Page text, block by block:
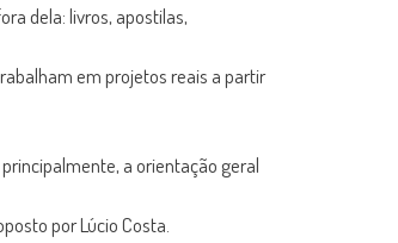
dela: livros, apostilas,
em projetos reais a partir
a orientação geral
por Lúcio Costa.